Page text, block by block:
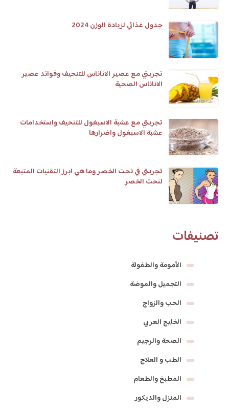
جدول غذائي لزيادة الوزن 2024
تجربتي مع عصير الاناناس للتنحيف وفوائد عصير
الاناناس الصحية
تجربتي مع عشبة الاسبغول للتنحيف واستخدامات
عشبة الاسبغول واضرارها
تجربتي في نحت الخصر وما هي ابرز التقنيات المتبعة
لنحت الخصر
تصنيفات
الأمومة والطفولة
التجميل والموضة
الحب والزواج
الخليج العربي
الصحة والرجيم
الطب و العلاج
المطبخ والطعام
المنزل والديكور